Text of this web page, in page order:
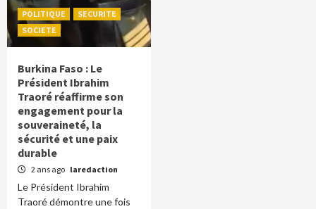
POLITIQUE
SECURITE
SOCIETE
Burkina Faso : Le
Président Ibrahim
Traoré réaffirme son
engagement pour la
souveraineté, la
sécurité et une paix
durable
2 ans ago laredaction
Le Président Ibrahim
Traoré démontre une fois